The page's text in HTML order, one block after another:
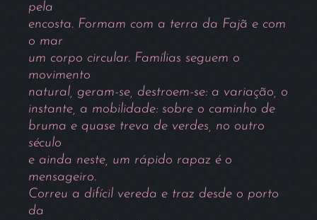
pela
encosta. Formam com a terra da Fajã e com
o mar
um corpo circular. Famílias seguem o
movimento
natural, geram-se, destroem-se: a variação, o
instante, a mobilidade: sobre o caminho de
bruma e quase treva de verdes, no outro
século
e ainda neste, um rápido rapaz é o
mensageiro.
Correu a difícil vereda e traz desde o porto
da